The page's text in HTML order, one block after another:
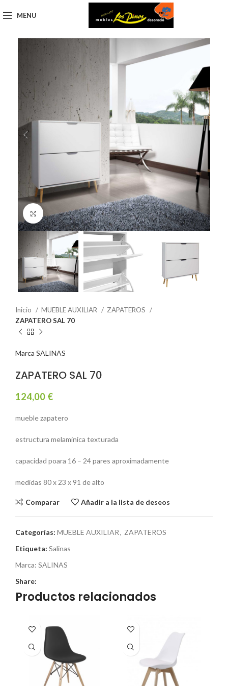
MENU
Click to enlarge
Inicio MUEBLE AUXILIAR
ZAPATEROS
ZAPATERO SAL 70
Marca SALINAS
ZAPATERO SAL 70
124,00 €
mueble zapatero
estructura melaminica texturada
capacidad poara 16 – 24 pares aproximadamente
medidas 80 x 23 x 91 de alto
Comparar Añadir a la lista de deseos
Categorías: MUEBLE AUXILIAR, ZAPATEROS
Etiqueta: Salinas
Marca: SALINAS
Share:
Productos relacionados